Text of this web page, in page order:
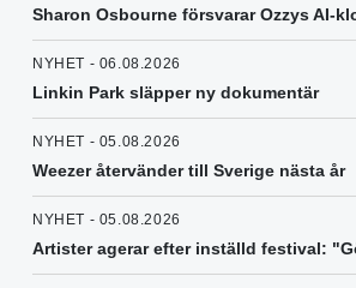
Sharon Osbourne försvarar Ozzys AI-
NYHET - 06.08.2026
Linkin Park släpper ny dokumentär
NYHET - 05.08.2026
Weezer återvänder till Sverige nästa år
NYHET - 05.08.2026
Artister agerar efter inställd festival: